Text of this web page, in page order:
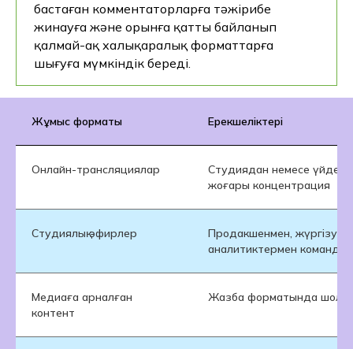
бастаған комментаторларға тәжірибе
жинауға және орынға қатты байланып
қалмай-ақ халықаралық форматтарға
шығуға мүмкіндік береді.
Жұмыс форматы Ерекшеліктері
Онлайн-трансляциялар
Студиядан немесе үйден
жоғары концентрация
Студиялық эфирлер
Продакшенмен,
аналитиктермен
Медиаға арналған
контент
Жазба форматында шолу,